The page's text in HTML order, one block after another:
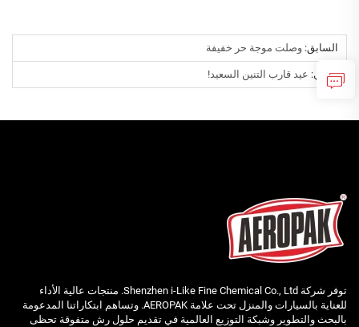
السابق: وصلت موجة حر خفيفة
التالي: عيد قارب التنين السعيد!
توفر شركة Shenzhen i-Like Fine Chemical Co., Ltd. منتجات عالية الأداء
للعناية بالسيارات والمنزل تحت علامة AEROPAK. وتساهم ابتكاراتنا المدعومة
بالبحث والتطوير وشبكة التوزيع العالمية في تقديم حلول رش متفوقة تحظى